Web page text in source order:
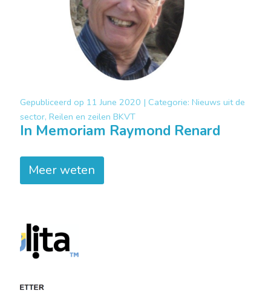
Gepubliceerd op 11 June 2020 | Categorie: Nieuws uit de
sector, Reilen en zeilen BKVT
In Memoriam Raymond Renard
Meer weten